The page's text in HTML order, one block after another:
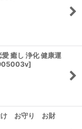
癒し 浄化 健康運
]
け お守り お財